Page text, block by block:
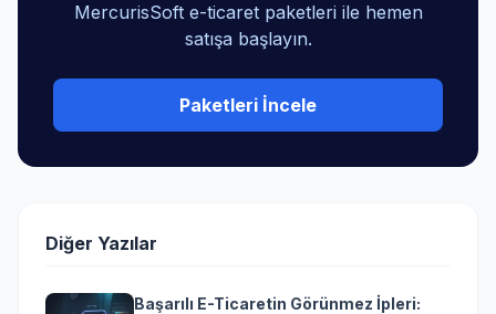
MercurisSoft e-ticaret paketleri ile hemen
satışa başlayın.
Paketleri İncele
Diğer Yazılar
Başarılı E-Ticaretin Görünmez İpleri: